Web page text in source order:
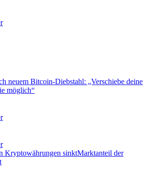
neuem Bitcoin-Diebstahl: „Verschiebe deine
möglich“
Kryptowährungen sinktMarktanteil der